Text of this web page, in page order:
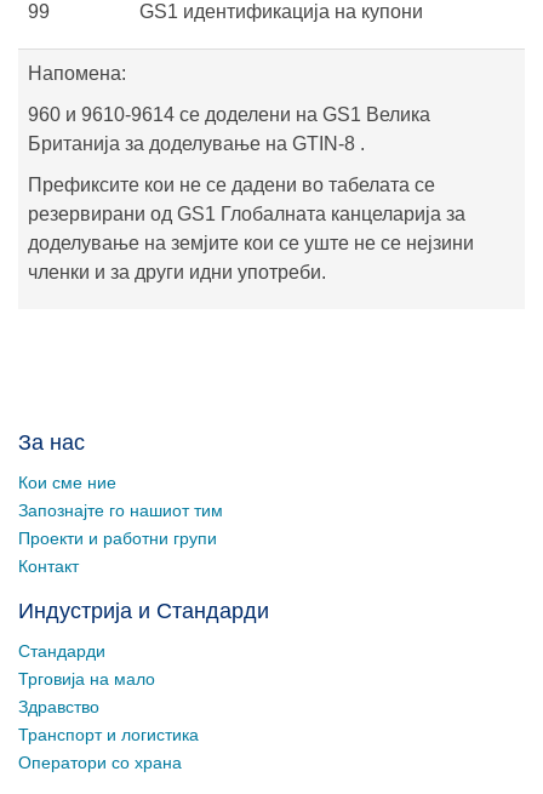
99 GS1 идентификација на купони
Напомена:
960 и 9610-9614 се доделени на GS1 Велика
Британија за доделување на GTIN-8 .
Префиксите кои не се дадени во табелата се
резервирани од GS1 Глобалната канцеларија за
доделување на земјите кои се уште не се нејзини
членки и за други идни употреби.
За нас
Кои сме ние
Запознајте го нашиот тим
Проекти и работни групи
Контакт
Индустрија и Стандарди
Стандарди
Трговија на мало
Здравство
Транспорт и логистика
Оператори со храна